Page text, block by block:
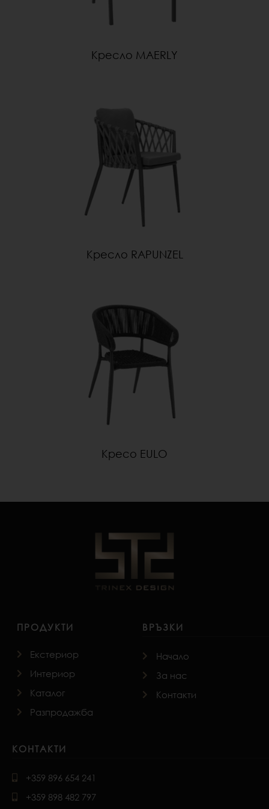
Кресло MAERLY
Кресло RAPUNZEL
Кресо EULO
ПРОДУКТИ
Екстериор
Интериор
Каталог
Разпродажба
ВРЪЗКИ
Начало
За нас
Контакти
КОНТАКТИ
+359 896 654 241
+359 898 482 797